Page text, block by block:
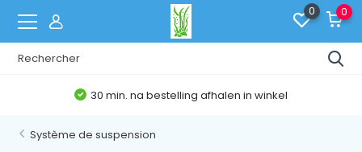
0 0
30 min. na bestelling afhalen in winkel
Système de suspension